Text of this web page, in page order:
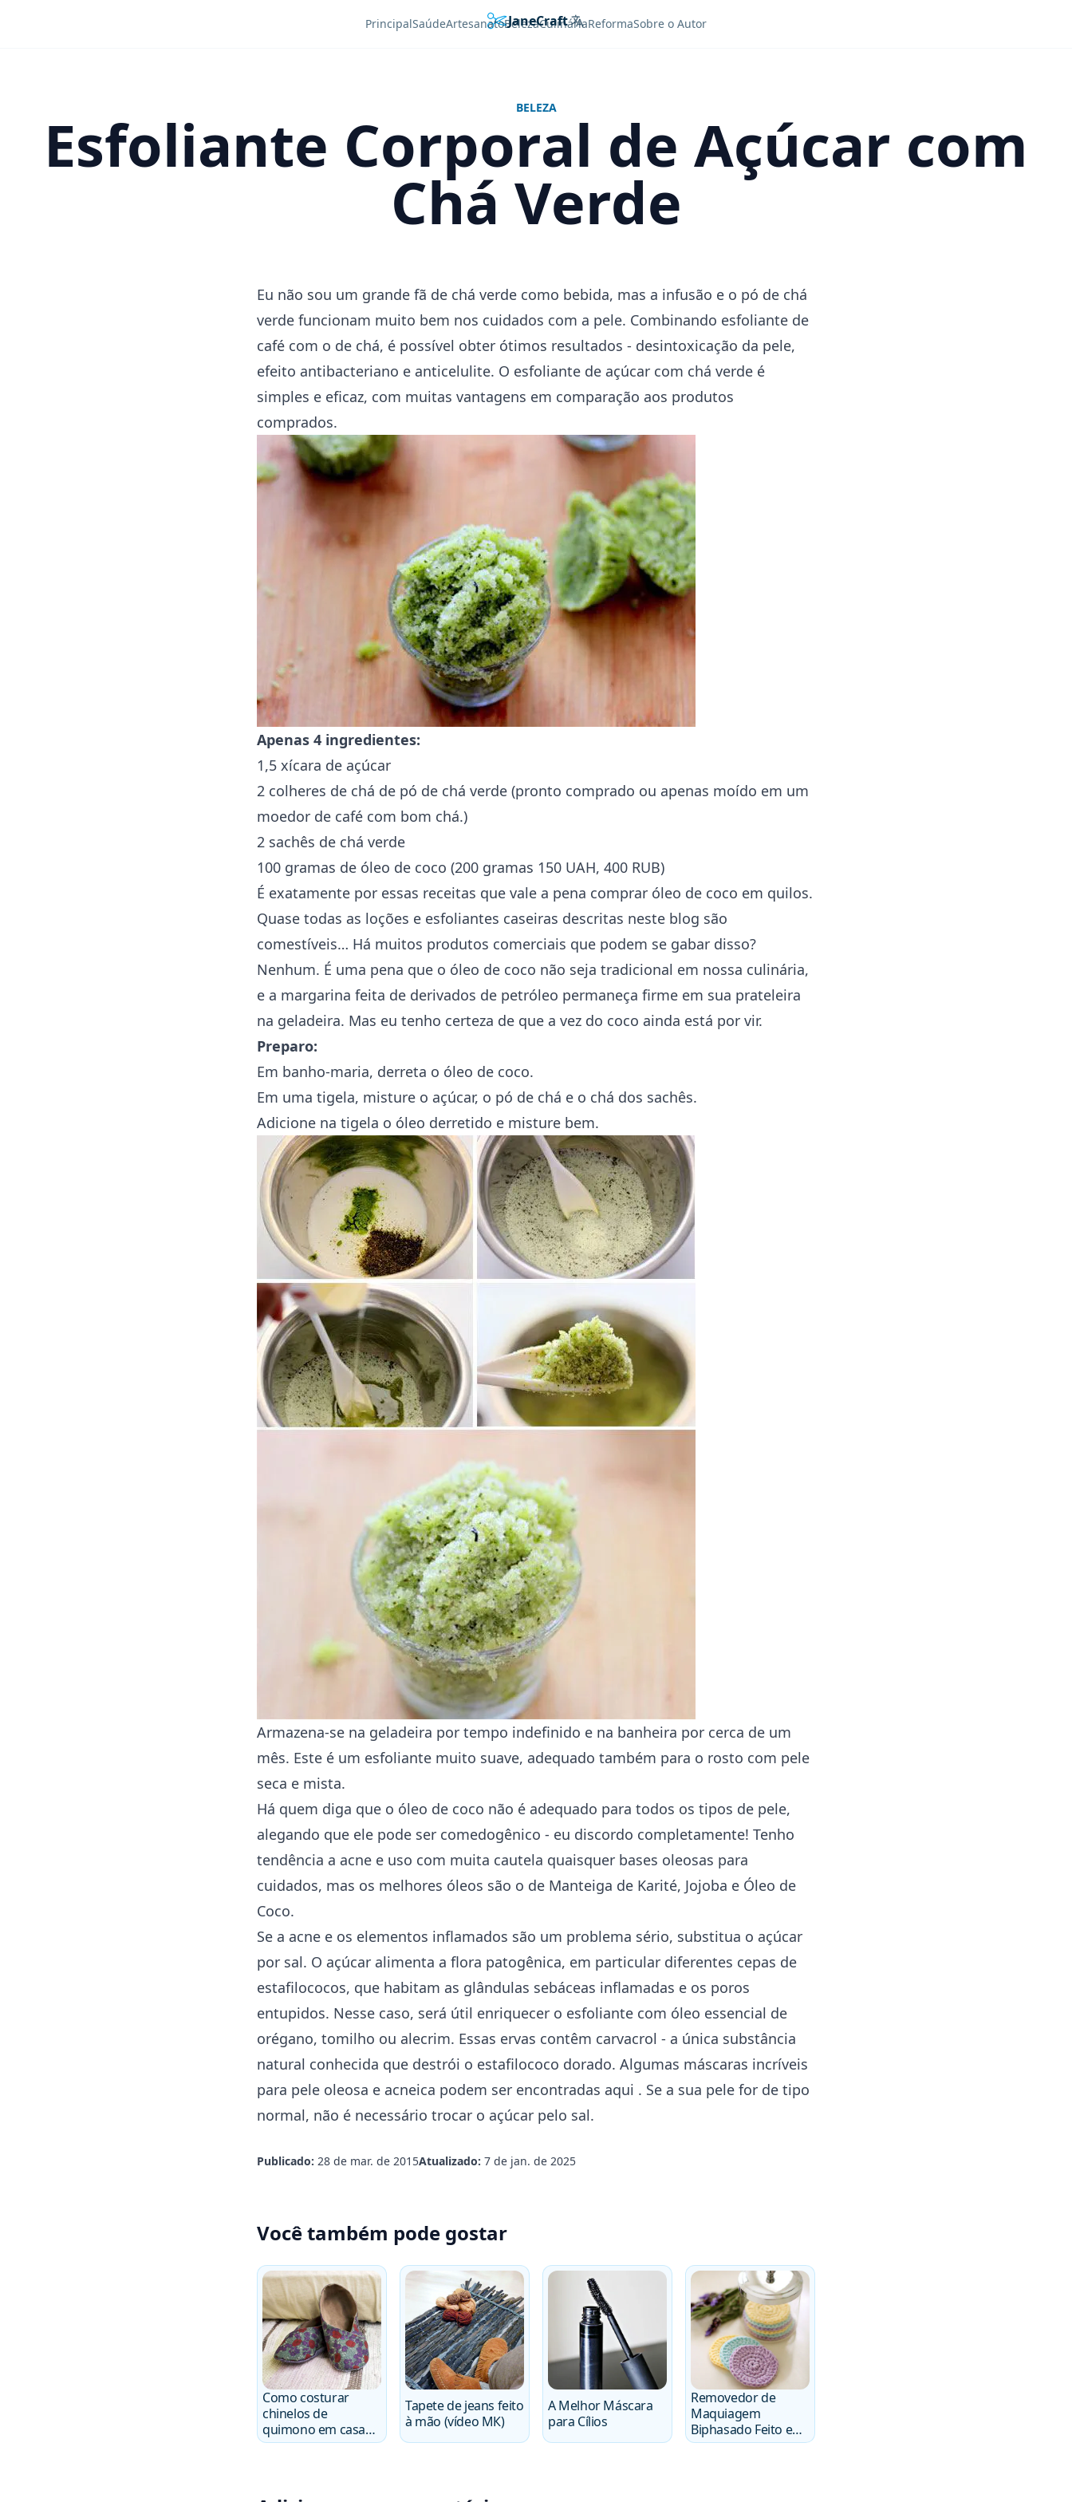
JaneCraft Languages
PrincipalSaúdeArtesanatoBelezaCulináriaReformaSobre o Autor
BELEZA
Esfoliante Corporal de Açúcar com
Chá Verde
Eu não sou um grande fã de chá verde como bebida, mas a infusão e o pó de chá
verde funcionam muito bem nos cuidados com a pele. Combinando esfoliante de
café com o de chá, é possível obter ótimos resultados - desintoxicação da pele,
efeito antibacteriano e anticelulite. O esfoliante de açúcar com chá verde é
simples e eficaz, com muitas vantagens em comparação aos produtos
comprados.
Apenas 4 ingredientes:
1,5 xícara de açúcar
2 colheres de chá de pó de chá verde (pronto comprado ou apenas moído em um
moedor de café com bom chá.)
2 sachês de chá verde
100 gramas de óleo de coco (200 gramas 150 UAH, 400 RUB)
É exatamente por essas receitas que vale a pena comprar óleo de coco em quilos.
Quase todas as loções e esfoliantes caseiras descritas neste blog são
comestíveis… Há muitos produtos comerciais que podem se gabar disso?
Nenhum. É uma pena que o óleo de coco não seja tradicional em nossa culinária,
e a margarina feita de derivados de petróleo permaneça firme em sua prateleira
na geladeira. Mas eu tenho certeza de que a vez do coco ainda está por vir.
Preparo:
Em banho-maria, derreta o óleo de coco.
Em uma tigela, misture o açúcar, o pó de chá e o chá dos sachês.
Adicione na tigela o óleo derretido e misture bem.
Armazena-se na geladeira por tempo indefinido e na banheira por cerca de um
mês. Este é um esfoliante muito suave, adequado também para o rosto com pele
seca e mista.
Há quem diga que o óleo de coco não é adequado para todos os tipos de pele,
alegando que ele pode ser comedogênico - eu discordo completamente! Tenho
tendência a acne e uso com muita cautela quaisquer bases oleosas para
cuidados, mas os melhores óleos são o de Manteiga de Karité, Jojoba e Óleo de
Coco.
Se a acne e os elementos inflamados são um problema sério, substitua o açúcar
por sal. O açúcar alimenta a flora patogênica, em particular diferentes cepas de
estafilococos, que habitam as glândulas sebáceas inflamadas e os poros
entupidos. Nesse caso, será útil enriquecer o esfoliante com óleo essencial de
orégano, tomilho ou alecrim. Essas ervas contêm carvacrol - a única substância
natural conhecida que destrói o estafilococo dorado. Algumas máscaras incríveis
para pele oleosa e acneica podem ser encontradas aqui . Se a sua pele for de tipo
normal, não é necessário trocar o açúcar pelo sal.
Publicado: 28 de mar. de 2015Atualizado: 7 de jan. de 2025
Você também pode gostar
Como costurar
chinelos de
quimono em casa
com suas próprias
Tapete de jeans feito
à mão (vídeo MК)
A Melhor Máscara
para Cílios
Removedor de
Maquiagem
Biphasado Feito em
Casa